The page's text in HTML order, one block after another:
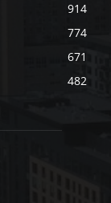
914
774
671
482